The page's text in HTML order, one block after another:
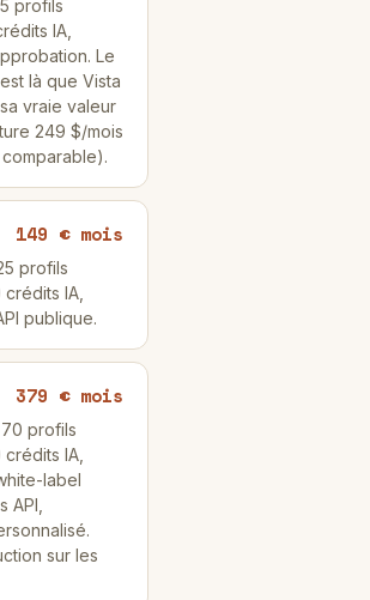
profils
IA,
Le
là que Vista
vraie valeur
249 $/mois
149 € mois
profils
IA,
publique.
379 € mois
70 profils
IA,
label
API,
sur les